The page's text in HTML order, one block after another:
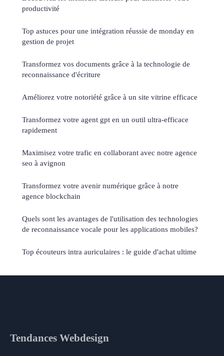
productivité
Top astuces pour une intégration réussie de monday en
gestion de projet
Transformez vos documents grâce à la technologie de
reconnaissance d'écriture
Améliorez votre notoriété grâce à un site vitrine efficace
Transformez votre agent gpt en un outil ultra-efficace
rapidement
Maximisez votre trafic en collaborant avec notre agence
seo à avignon
Transformez votre avenir numérique grâce à notre
agence blockchain
Quels sont les avantages de l'utilisation des technologies
de reconnaissance vocale pour les applications mobiles?
Top écouteurs intra auriculaires : le guide d'achat ultime
Tendances Webdesign